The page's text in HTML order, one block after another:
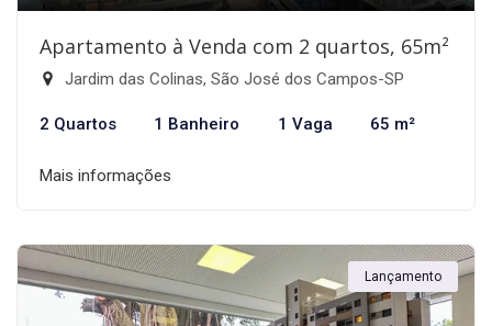
Apartamento à Venda com 2 quartos, 65m²
Jardim das Colinas, São José dos Campos-SP
2 Quartos 1 Banheiro 1 Vaga 65 m²
Mais informações
Lançamento